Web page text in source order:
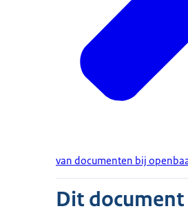
van documenten bij
Dit